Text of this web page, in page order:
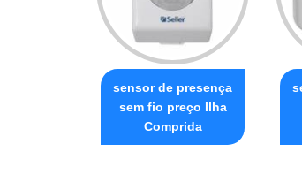
sensor de presença
sem fio preço Ilha
Comprida